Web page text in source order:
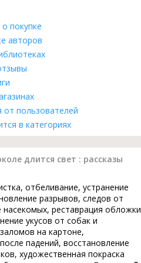
покупке
авторов
пользователей
в категориях
длится свет : рассказы
отбеливание, устранение
разрывов, следов от
насекомых, реставрация обложки
укусов от собак и
на картоне,
падений, восстановление
художественная покраска